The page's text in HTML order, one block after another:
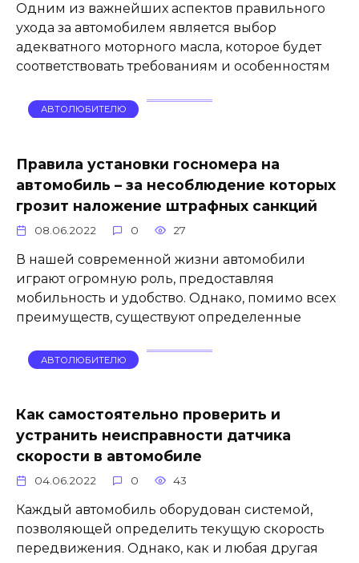
Одним из важнейших аспектов правильного
ухода за автомобилем является выбор
адекватного моторного масла, которое будет
соответствовать требованиям и особенностям
АВТОЛЮБИТЕЛЮ
Правила установки госномера на
автомобиль – за несоблюдение которых
грозит наложение штрафных санкций
08.06.2022 0 27
В нашей современной жизни автомобили
играют огромную роль, предоставляя
мобильность и удобство. Однако, помимо всех
преимуществ, существуют определенные
АВТОЛЮБИТЕЛЮ
Как самостоятельно проверить и
устранить неисправности датчика
скорости в автомобиле
04.06.2022 0 43
Каждый автомобиль оборудован системой,
позволяющей определить текущую скорость
передвижения. Однако, как и любая другая